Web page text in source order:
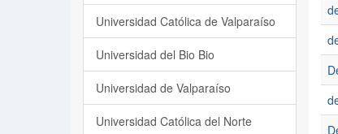
Universidad Católica de Valparaíso
Universidad del Bio Bio
Universidad de Valparaíso
Universidad Católica del Norte